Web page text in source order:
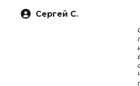
Сергей С.